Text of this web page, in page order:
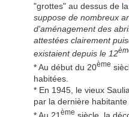
"grottes" au dessus de
suppose de nombreux
d'aménagement des
attestées clairement
existaient depuis le 12
* Au début du 20ème
habitées.
* En 1945, le vieux
par la dernière
* Au 21 ème siècle, la